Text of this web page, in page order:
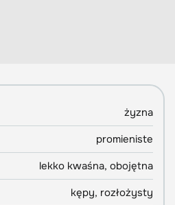
żyzna
promieniste
lekko kwaśna, obojętna
kępy, rozłożysty